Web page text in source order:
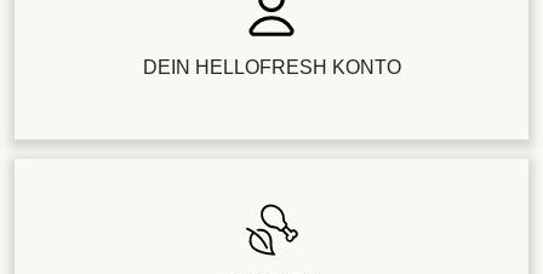
DEIN HELLOFRESH KONTO